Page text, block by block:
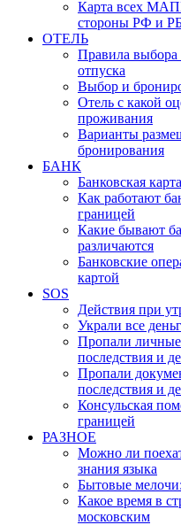
Карта всех
стороны РФ и
ОТЕЛЬ
Правила выбора
отпуска
Выбор и
Отель с какой
проживания
Варианты
бронирования
БАНК
Банковская
Как работают
границей
Какие бывают
различаются
Банковские
картой
SOS
Действия при
Украли все
Пропали
последствия и
Пропали
последствия и
Консульская
границей
РАЗНОЕ
Можно ли
знания языка
Бытовые
Какое время в
московским